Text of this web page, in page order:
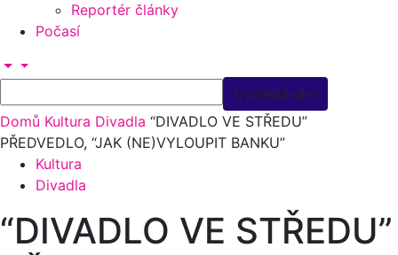
Reportér články
Počasí
Domů Kultura Divadla “DIVADLO VE STŘEDU”
PŘEDVEDLO, “JAK (NE)VYLOUPIT BANKU”
Kultura
Divadla
“DIVADLO VE STŘEDU”